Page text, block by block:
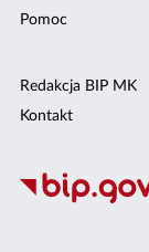
Pomoc
Redakcja BIP MK
Kontakt